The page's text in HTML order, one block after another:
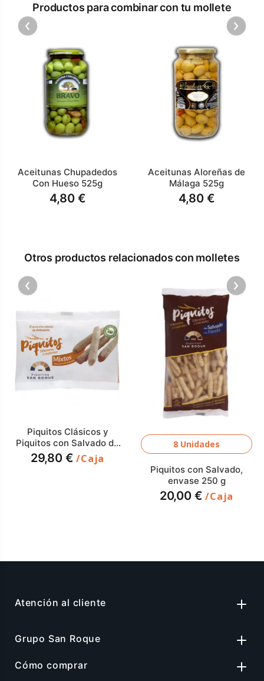
Productos para combinar con tu mollete
Aceitunas Chupadedos
Con Hueso 525g
4,80 €
Aceitunas Aloreñas de
Málaga 525g
4,80 €
‹ ›
Otros productos relacionados con molletes
Piquitos Clásicos y
Piquitos con Salvado de
Aceite de Oliva V.E.,
envase 30 g
29,80 € /Caja
8 Unidades
Piquitos con Salvado,
envase 250 g
20,00 € /Caja
‹ ›
Atención al cliente
Grupo San Roque
Cómo comprar